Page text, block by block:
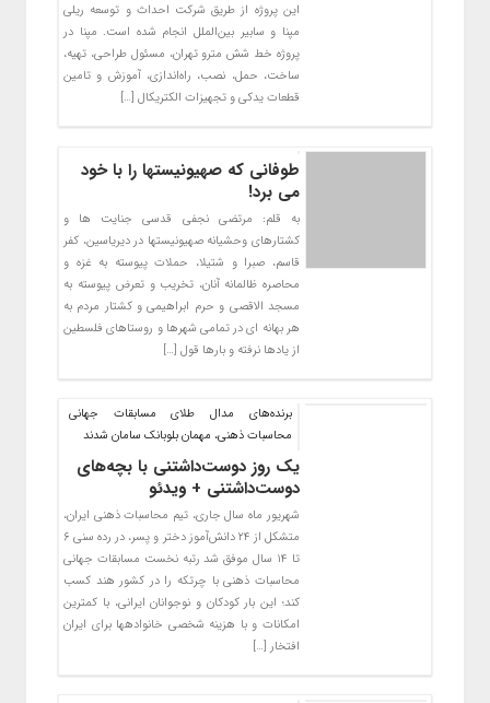
این پروژه از طریق شرکت احداث و توسعه ریلی
مپنا و سابیر بین‌الملل انجام شده است. مپنا در
پروژه خط شش مترو تهران، مسئول طراحی، تهیه،
ساخت، حمل، نصب، راه‌اندازی، آموزش و تامین
قطعات یدکی و تجهیزات الکتریکال […]
طوفانی که صهیونیستها را با خود
می برد!
به قلم: مرتضی نجفی قدسی جنایت ها و
کشتارهای وحشیانه صهیونیستها در دیریاسین، کفر
قاسم، صبرا و شتیلا، حملات پیوسته به غزه و
محاصره ظالمانه آنان، تخریب و تعرض پیوسته به
مسجد الاقصی و حرم ابراهیمی و کشتار مردم به
هر بهانه ای در تمامی شهرها و روستاهای فلسطین
از یادها نرفته و بارها قول […]
برنده‌های مدال طلای مسابقات جهانی
محاسبات ذهنی، مهمان بلوبانک سامان شدند
یک روز دوست‌داشتنی با بچه‌های
دوست‌داشتنی + ویدئو
شهریور ماه سال جاری، تیم محاسبات ذهنی ایران،
متشکل از ۲۴ دانش‌آموز دختر و پسر، در رده سنی ۶
تا ۱۴ سال موفق شد رتبه نخست مسابقات جهانی
محاسبات ذهنی با چرتکه را در کشور هند کسب
کند؛ این بار کودکان و نوجوانان ایرانی، با کمترین
امکانات و با هزینه شخصی خانواده‎ها برای ایران
افتخار […]